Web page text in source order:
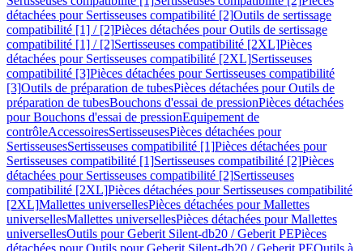
détachées pour Sertisseuses compatibilité [2]Outils de sertissage
compatibilité [1] / [2]Pièces détachées pour Outils de sertissage
compatibilité [1] / [2]Sertisseuses compatibilité [2XL]Pièces
détachées pour Sertisseuses compatibilité [2XL]Sertisseuses
compatibilité [3]Pièces détachées pour Sertisseuses compatibilité
[3]Outils de préparation de tubesPièces détachées pour Outils de
préparation de tubesBouchons d'essai de pressionPièces détachées
pour Bouchons d'essai de pressionEquipement de
contrôleAccessoiresSertisseusesPièces détachées pour
SertisseusesSertisseuses compatibilité [1]Pièces détachées pour
Sertisseuses compatibilité [1]Sertisseuses compatibilité [2]Pièces
détachées pour Sertisseuses compatibilité [2]Sertisseuses
compatibilité [2XL]Pièces détachées pour Sertisseuses compatibilité
[2XL]Mallettes universellesPièces détachées pour Mallettes
universellesMallettes universellesPièces détachées pour Mallettes
universellesOutils pour Geberit Silent-db20 / Geberit PEPièces
détachées pour Outils pour Geberit Silent-db20 / Geberit PEOutils à